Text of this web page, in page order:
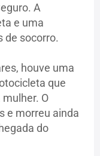
A
e uma
de socorro.
houve uma
que
O
e morreu ainda
do